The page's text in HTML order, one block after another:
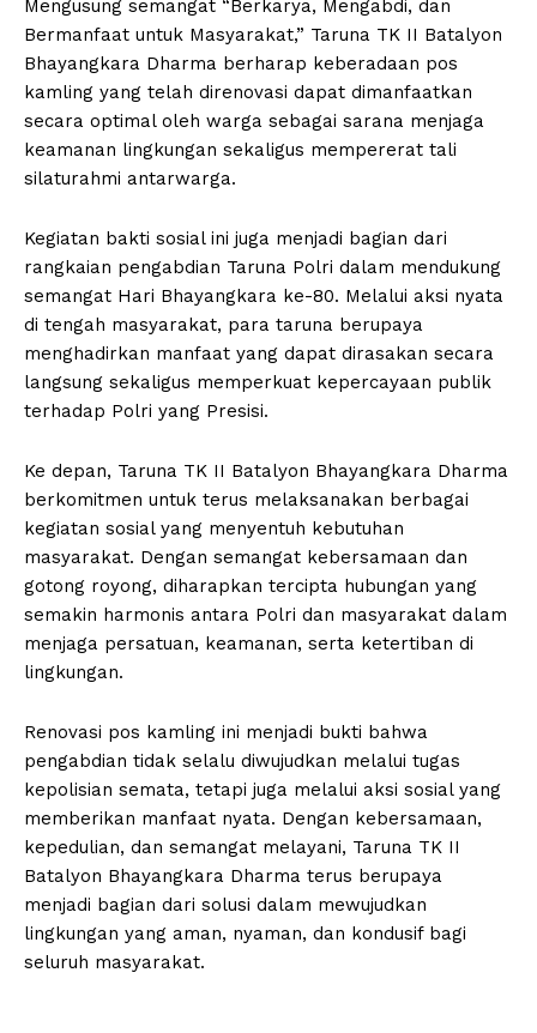
Mengusung semangat “Berkarya, Mengabdi, dan
Bermanfaat untuk Masyarakat,” Taruna TK II Batalyon
Bhayangkara Dharma berharap keberadaan pos
kamling yang telah direnovasi dapat dimanfaatkan
secara optimal oleh warga sebagai sarana menjaga
keamanan lingkungan sekaligus mempererat tali
silaturahmi antarwarga.
Kegiatan bakti sosial ini juga menjadi bagian dari
rangkaian pengabdian Taruna Polri dalam mendukung
semangat Hari Bhayangkara ke-80. Melalui aksi nyata
di tengah masyarakat, para taruna berupaya
menghadirkan manfaat yang dapat dirasakan secara
langsung sekaligus memperkuat kepercayaan publik
terhadap Polri yang Presisi.
Ke depan, Taruna TK II Batalyon Bhayangkara Dharma
berkomitmen untuk terus melaksanakan berbagai
kegiatan sosial yang menyentuh kebutuhan
masyarakat. Dengan semangat kebersamaan dan
gotong royong, diharapkan tercipta hubungan yang
semakin harmonis antara Polri dan masyarakat dalam
menjaga persatuan, keamanan, serta ketertiban di
lingkungan.
Renovasi pos kamling ini menjadi bukti bahwa
pengabdian tidak selalu diwujudkan melalui tugas
kepolisian semata, tetapi juga melalui aksi sosial yang
memberikan manfaat nyata. Dengan kebersamaan,
kepedulian, dan semangat melayani, Taruna TK II
Batalyon Bhayangkara Dharma terus berupaya
menjadi bagian dari solusi dalam mewujudkan
lingkungan yang aman, nyaman, dan kondusif bagi
seluruh masyarakat.